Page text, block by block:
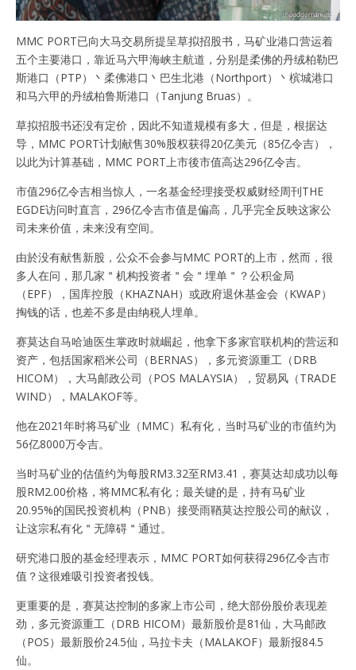
MMC PORT已向大马交易所提呈草拟招股书，马矿业港口营运着
五个主要港口，靠近马六甲海峡主航道，分别是柔佛的丹绒柏勒巴
斯港口（PTP）丶柔佛港口丶巴生北港（Northport）丶槟城港口
和马六甲的丹绒柏鲁斯港口（Tanjung Bruas）。
草拟招股书还没有定价，因此不知道规模有多大，但是，根据达
导，MMC PORT计划献售30%股权获得20亿美元（85亿令吉），
以此为计算基础，MMC PORT上市後市值高达296亿令吉。
市值296亿令吉相当惊人，一名基金经理接受权威财经周刊THE
EGDE访问时直言，296亿令吉市值是偏高，几乎完全反映这家公
司未来价值，未来没有空间。
由於没有献售新股，公众不会参与MMC PORT的上市，然而，很
多人在问，那几家＂机构投资者＂会＂埋单＂？公积金局
（EPF），国库控股（KHAZNAH）或政府退休基金会（KWAP）
掏钱的话，也差不多是由纳税人埋单。
赛莫达自马哈迪医生掌政时就崛起，他拿下多家官联机构的营运和
资产，包括国家稻米公司（BERNAS），多元资源重工（DRB
HICOM），大马邮政公司（POS MALAYSIA），贸易风（TRADE
WIND），MALAKOF等。
他在2021年时将马矿业（MMC）私有化，当时马矿业的市值约为
56亿8000万令吉。
当时马矿业的估值约为每股RM3.32至RM3.41，赛莫达却成功以每
股RM2.00价格，将MMC私有化；最关键的是，持有马矿业
20.95%的国民投资机构（PNB）接受雨鞧莫达控股公司的献议，
让这宗私有化＂无障碍＂通过。
研究港口股的基金经理表示，MMC PORT如何获得296亿令吉市
值？这很难吸引投资者投钱。
更重要的是，赛莫达控制的多家上市公司，绝大部份股价表现差
劲，多元资源重工（DRB HICOM）最新股价是81仙，大马邮政
（POS）最新股价24.5仙，马拉卡夫（MALAKOF）最新报84.5
仙。